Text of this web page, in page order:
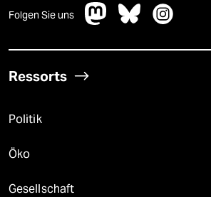
Folgen Sie uns
Ressorts
Politik
Öko
Gesellschaft